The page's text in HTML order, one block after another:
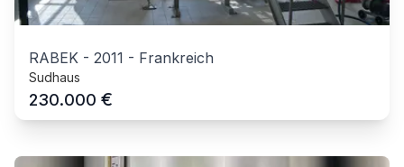
RABEK - 2011 - Frankreich
Sudhaus
230.000 €